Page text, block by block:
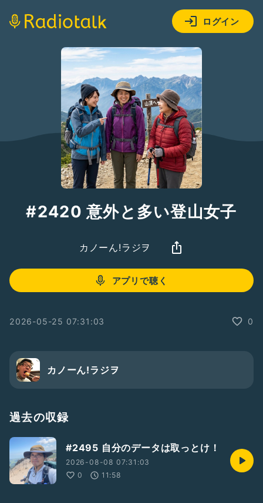
ログイン
#2420 意外と多い登山女子
カノーん!ラジヲ
アプリで聴く
2026-05-25 07:31:03 0
カノーん!ラジヲ
過去の収録
#2495 自分のデータは取っとけ！
2026-08-08 07:31:03
0
11:58